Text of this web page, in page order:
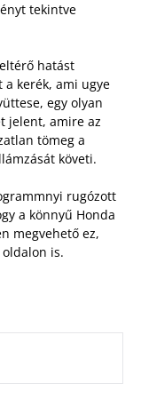
tekintve
hatást
a kerék, ami ugye
egy olyan
jelent, amire az
tömeg a
követi.
rugózott
a könnyű Honda
megvehető ez,
is.